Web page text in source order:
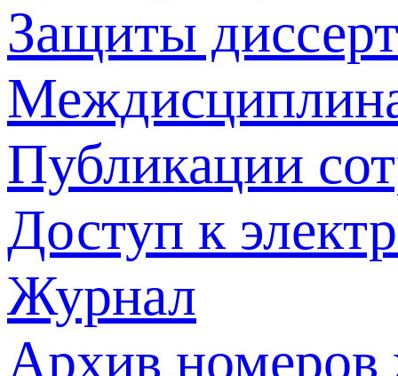
Защиты
Публикации
Доступ к
Журнал
Архив номеров